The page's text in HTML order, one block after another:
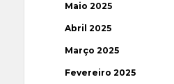
Maio 2025
Abril 2025
Março 2025
Fevereiro 2025